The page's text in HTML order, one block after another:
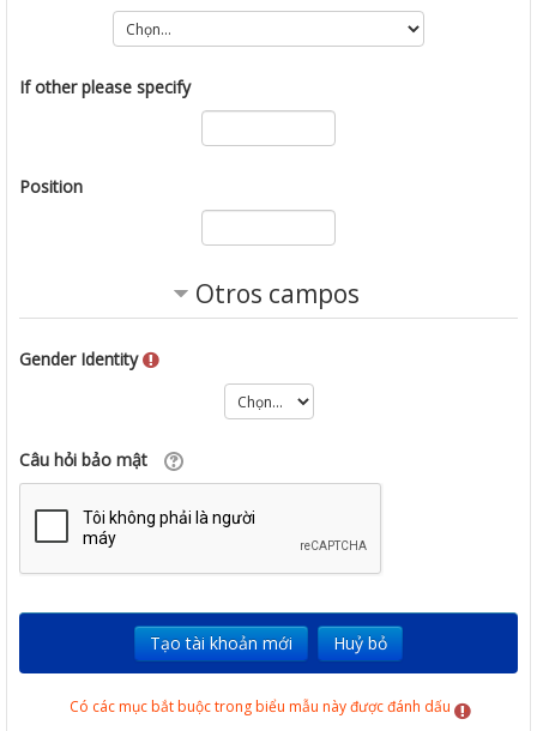
If other please specify
Position
Otros campos
Gender Identity
Câu hỏi bảo mật
Có các mục bắt buộc trong biểu mẫu này được đánh dấu .